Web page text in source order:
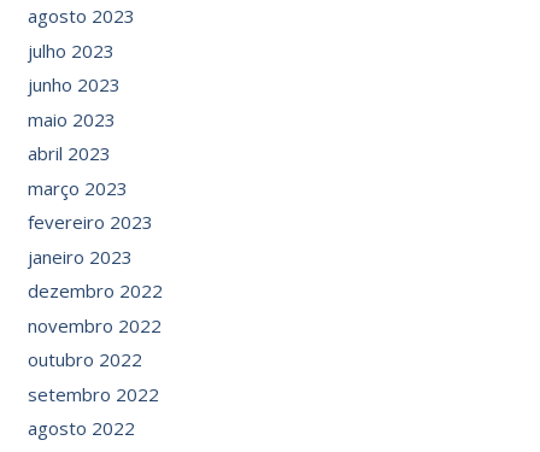
agosto 2023
julho 2023
junho 2023
maio 2023
abril 2023
março 2023
fevereiro 2023
janeiro 2023
dezembro 2022
novembro 2022
outubro 2022
setembro 2022
agosto 2022